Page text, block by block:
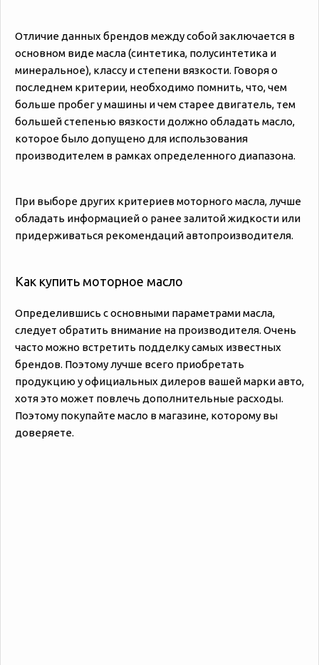
Отличие данных брендов между собой заключается в
основном виде масла (синтетика, полусинтетика и
минеральное), классу и степени вязкости. Говоря о
последнем критерии, необходимо помнить, что, чем
больше пробег у машины и чем старее двигатель, тем
большей степенью вязкости должно обладать масло,
которое было допущено для использования
производителем в рамках определенного диапазона.
При выборе других критериев моторного масла, лучше
обладать информацией о ранее залитой жидкости или
придерживаться рекомендаций автопроизводителя.
Как купить моторное масло
Определившись с основными параметрами масла,
следует обратить внимание на производителя. Очень
часто можно встретить подделку самых известных
брендов. Поэтому лучше всего приобретать
продукцию у официальных дилеров вашей марки авто,
хотя это может повлечь дополнительные расходы.
Поэтому покупайте масло в магазине, которому вы
доверяете.